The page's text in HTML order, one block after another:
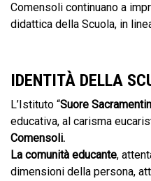
Comensoli continuano a
didattica della Scuola, in
IDENTITÀ DELLA
L’Istituto “Suore
educativa, al carisma
Comensoli.
La comunità educante,
dimensioni della persona,